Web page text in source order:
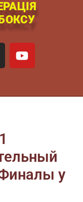
o
u
b
у